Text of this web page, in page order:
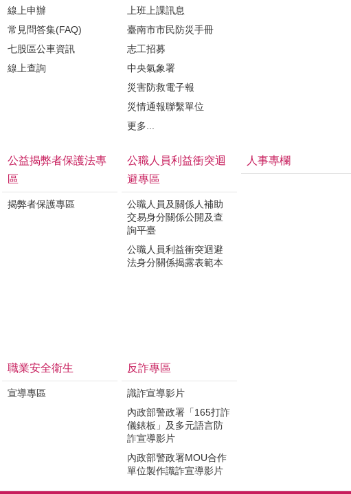
線上申辦
常見問答集(FAQ)
七股區公車資訊
線上查詢
上班上課訊息
臺南市市民防災手冊
志工招募
中央氣象署
災害防救電子報
災情通報聯繫單位
更多...
公益揭弊者保護法專
區
揭弊者保護專區
公職人員利益衝突迴
避專區
公職人員及關係人補助
交易身分關係公開及查
詢平臺
公職人員利益衝突迴避
法身分關係揭露表範本
人事專欄
職業安全衛生
宣導專區
反詐專區
識詐宣導影片
內政部警政署「165打詐
儀錶板」及多元語言防
詐宣導影片
內政部警政署MOU合作
單位製作識詐宣導影片